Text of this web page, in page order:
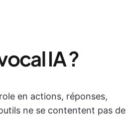
IA ?
en actions, réponses,
ne se contentent pas de